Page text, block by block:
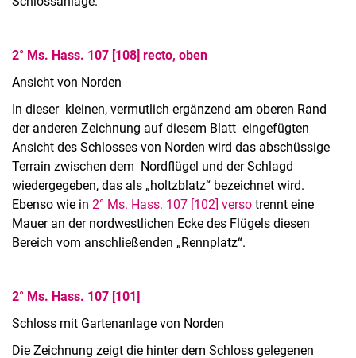
2° Ms. Hass. 107 [108] recto, oben
Ansicht von Norden
In dieser kleinen, vermutlich ergänzend am oberen Rand
der anderen Zeichnung auf diesem Blatt eingefügten
Ansicht des Schlosses von Norden wird das abschüssige
Terrain zwischen dem Nordflügel und der Schlagd
wiedergegeben, das als „holtzblatz“ bezeichnet wird.
Ebenso wie in 2° Ms. Hass. 107 [102] verso trennt eine
Mauer an der nordwestlichen Ecke des Flügels diesen
Bereich vom anschließenden „Rennplatz“.
2° Ms. Hass. 107 [101]
Schloss mit Gartenanlage von Norden
Die Zeichnung zeigt die hinter dem Schloss gelegenen